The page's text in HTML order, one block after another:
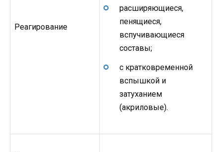
Реагирование
расширяющиеся,
пенящиеся,
вспучивающиеся
составы;
с кратковременной
вспышкой и
затуханием
(акриловые).